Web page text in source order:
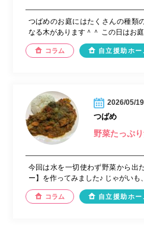
つばめのお庭にはたくさんの種類
なる木があります＾＾ この日はお庭
コラム 自立援助ホー
2026/05/19
つばめ
野菜たっぷ
今回は水を一切使わず野菜から出
ー】を作ってみました♪ じゃがいも
コラム 自立援助ホー